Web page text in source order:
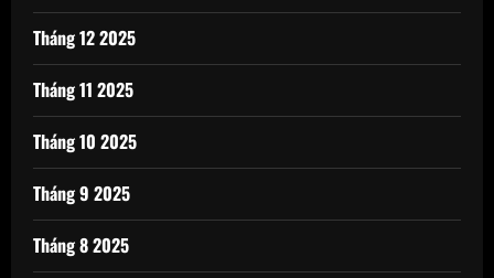
Tháng 12 2025
Tháng 11 2025
Tháng 10 2025
Tháng 9 2025
Tháng 8 2025